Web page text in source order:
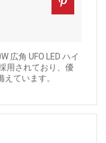
広角 UFO LED ハイ
用されており、優
ています。